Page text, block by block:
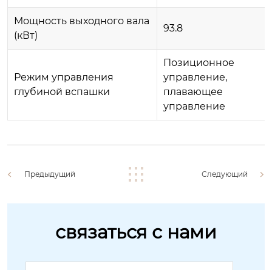
Мощность выходного вала
(кВт)
93.8
Режим управления
глубиной вспашки
Позиционное
управление,
плавающее
управление
Предыдущий Следующий
связаться с нами